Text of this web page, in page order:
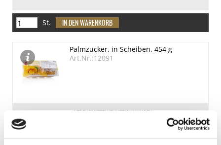
St.
LEBENSMITTELKENNZEICHNUNGEN
Palmzucker, in Scheiben, 454 g
Art.Nr.:12091
€ 4,73